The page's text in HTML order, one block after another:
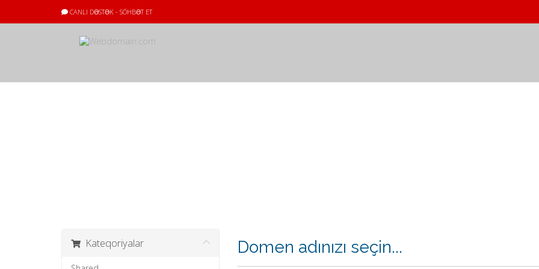
CANLI DƏSTƏK - SÖHBƏT ET
Domen adınızı seçin...
Kateqoriyalar